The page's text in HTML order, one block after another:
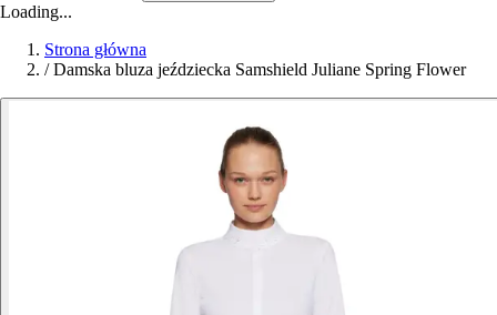
Loading...
Strona główna
/ Damska bluza jeździecka Samshield Juliane Spring Flower